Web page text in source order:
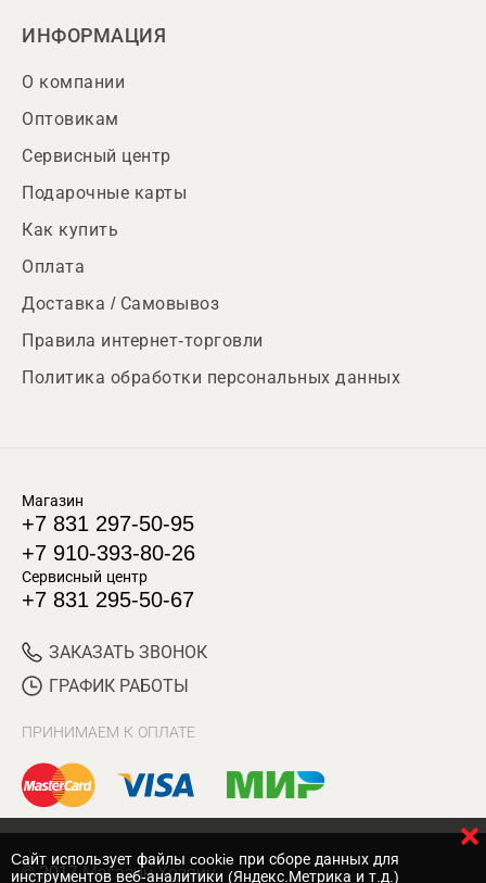
ИНФОРМАЦИЯ
О компании
Оптовикам
Сервисный центр
Подарочные карты
Как купить
Оплата
Доставка / Самовывоз
Правила интернет-торговли
Политика обработки персональных данных
Магазин
+7 831 297-50-95
+7 910-393-80-26
Сервисный центр
+7 831 295-50-67
ЗАКАЗАТЬ ЗВОНОК
ГРАФИК РАБОТЫ
ПРИНИМАЕМ К ОПЛАТЕ
© 2017 Магазин Хозяин
Cайт использует файлы cookie при сборе данных для
инструментов веб-аналитики (Яндекс.Метрика и т.д.)